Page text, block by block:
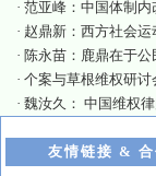
· 范亚峰：中国体制
· 赵鼎新：西方社会
· 陈永苗：鹿鼎在于
· 个案与草根维权研讨
· 魏汝久： 中国维权
友情链接 & 合